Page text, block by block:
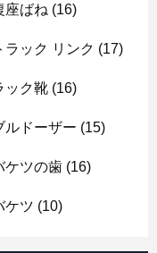
座ばね (16)
ラック リンク (17)
ック靴 (16)
ルドーザー (15)
ケツの歯 (16)
ケツ (10)